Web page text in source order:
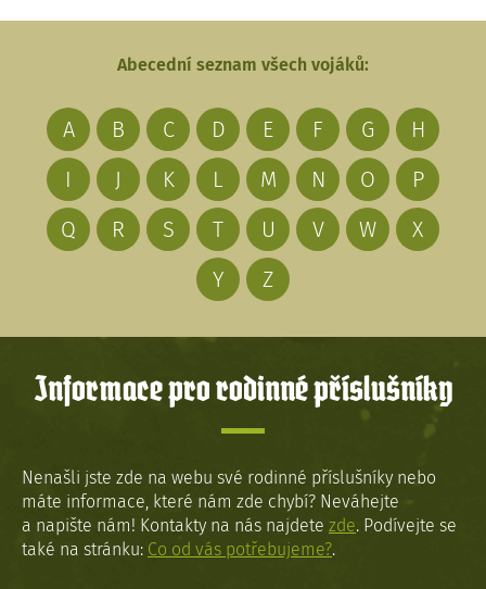
Abecední seznam všech vojáků:
A B C D E F G
H
I
J K L M N O
P
Q
R S T U V W
X
Y
Z
Informace pro rodinné příslušníky
Nenašli jste zde na webu své rodinné příslušníky nebo
máte informace, které nám zde chybí? Neváhejte
a napište nám! Kontakty na nás najdete zde. Podívejte se
také na stránku: Co od vás potřebujeme?.